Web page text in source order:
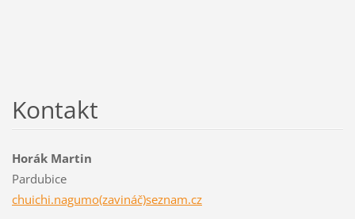
Kontakt
Horák Martin
Pardubice
chuichi.nagumo(zavináč)seznam.cz